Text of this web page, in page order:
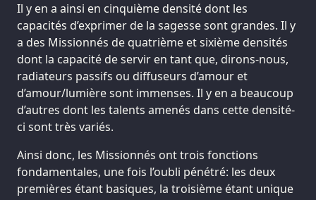
Il y en a ainsi en cinquième densité dont les
capacités d’exprimer de la sagesse sont grandes. Il y
a des Missionnés de quatrième et sixième densités
dont la capacité de servir en tant que, dirons-nous,
radiateurs passifs ou diffuseurs d’amour et
d’amour/lumière sont immenses. Il y en a beaucoup
d’autres dont les talents amenés dans cette densité-
ci sont très variés.
Ainsi donc, les Missionnés ont trois fonctions
fondamentales, une fois l’oubli pénétré: les deux
premières étant basiques, la troisième étant unique